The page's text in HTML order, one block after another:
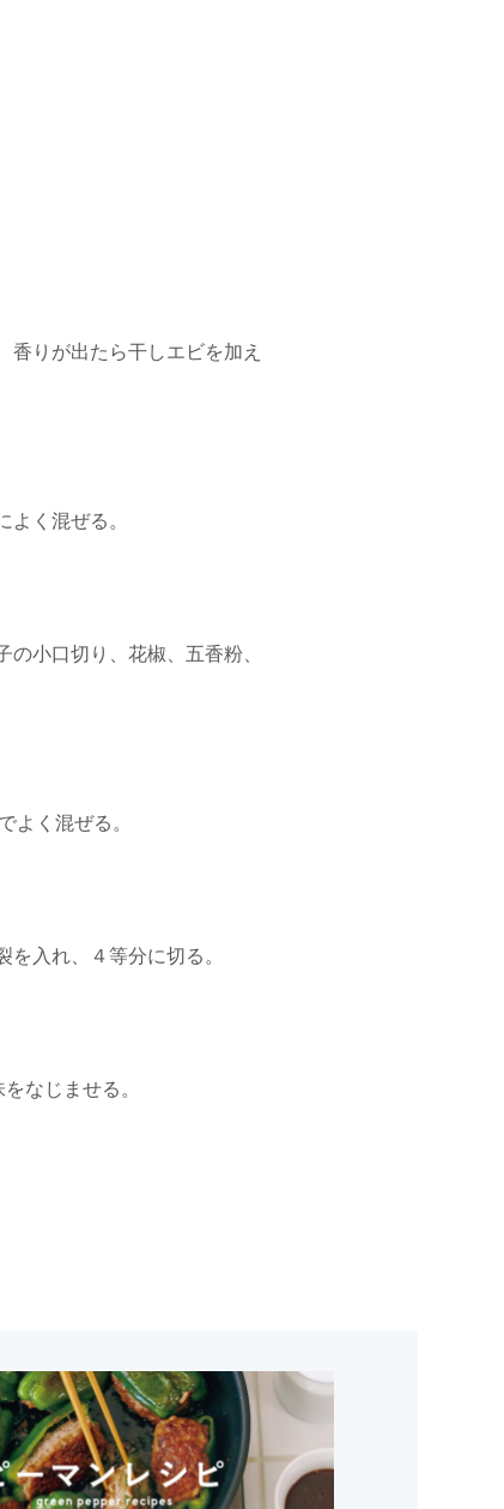
香りが出たら干しエビを加え
く混ぜる。
小口切り、花椒、五香粉、
よく混ぜる。
入れ、４等分に切る。
なじませる。